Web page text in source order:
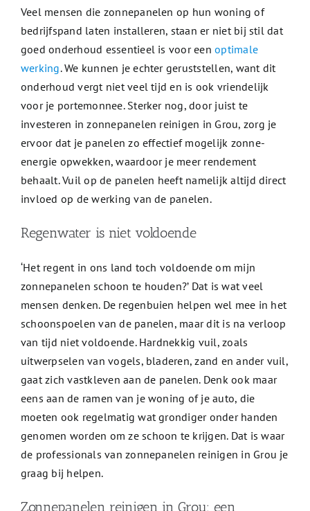
Veel mensen die zonnepanelen op hun woning of
bedrijfspand laten installeren, staan er niet bij stil dat
goed onderhoud essentieel is voor eenoptimale
werking. We kunnen je echter geruststellen, want dit
onderhoud vergt niet veel tijd en is ook vriendelijk
voor je portemonnee. Sterker nog, door juist te
investeren in zonnepanelen reinigen in Grou, zorg je
ervoor dat je panelen zo effectief mogelijk zonne-
energie opwekken, waardoor je meer rendement
behaalt. Vuil op de panelen heeft namelijk altijd direct
invloed op de werking van de panelen.
Regenwater is niet voldoende
‘Het regent in ons land toch voldoende om mijn
zonnepanelen schoon te houden?’ Dat is wat veel
mensen denken. De regenbuien helpen wel mee in het
schoonspoelen van de panelen, maar dit is na verloop
van tijd niet voldoende. Hardnekkig vuil, zoals
uitwerpselen van vogels, bladeren, zand en ander vuil,
gaat zich vastkleven aan de panelen. Denk ook maar
eens aan de ramen van je woning of je auto, die
moeten ook regelmatig wat grondiger onder handen
genomen worden om ze schoon te krijgen. Dat is waar
de professionals van zonnepanelen reinigen in Grou je
graag bij helpen.
Zonnepanelen reinigen in Grou: een